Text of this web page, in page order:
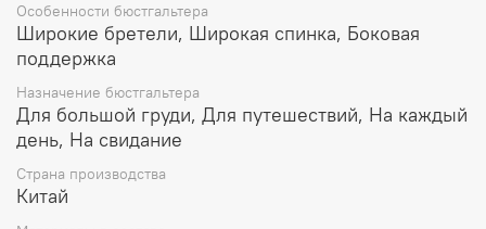
Широкий пояс с вшитым корректором:Широкий
пояс, дополненный вшитым корректором в районе
лопаток, поддерживает осанку и создает
изысканные линии фигуры.
Гладкое кружево (базовая модель):
изысканность, делая его идеальным вариантом
для повседневного использования.
Особенности бюстгальтера
Широкие бретели, Широкая спинка, Боковая
поддержка
Назначение бюстгальтера
Для большой груди, Для путешествий, На каждый
день, На свидание
Страна производства
Китай